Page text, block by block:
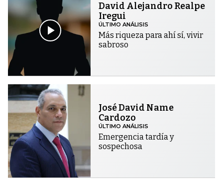
David Alejandro Realpe
Iregui
ÚLTIMO ANÁLISIS
Más riqueza para ahí sí, vivir
sabroso
José David Name
Cardozo
ÚLTIMO ANÁLISIS
Emergencia tardía y
sospechosa